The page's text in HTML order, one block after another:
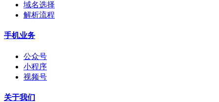
域名选择
解析流程
手机业务
公众号
小程序
视频号
关于我们